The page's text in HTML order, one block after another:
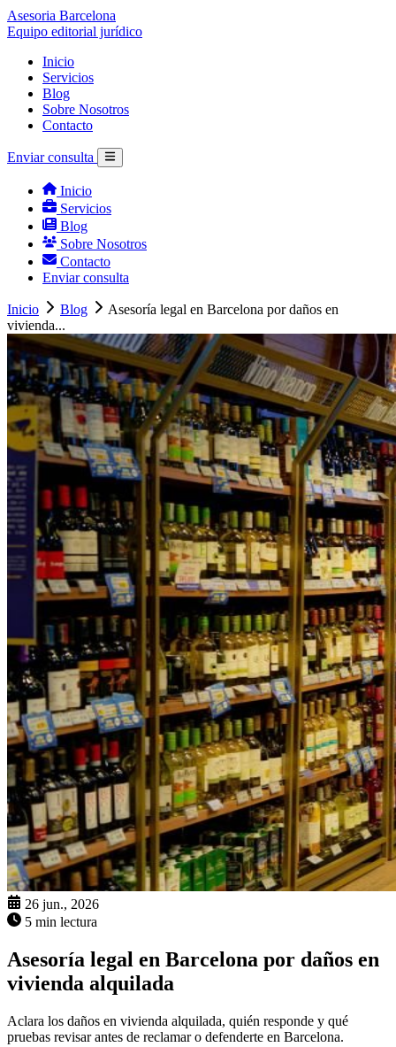
Asesoria Barcelona
Equipo editorial jurídico
Inicio
Servicios
Blog
Sobre Nosotros
Contacto
Enviar consulta
Inicio
Servicios
Blog
Sobre Nosotros
Contacto
Enviar consulta
Inicio Blog
Asesoría legal en Barcelona por daños en
vivienda...
26 jun., 2026
5 min lectura
Asesoría legal en Barcelona por daños en
vivienda alquilada
Aclara los daños en vivienda alquilada, quién responde y qué
pruebas revisar antes de reclamar o defenderte en Barcelona.